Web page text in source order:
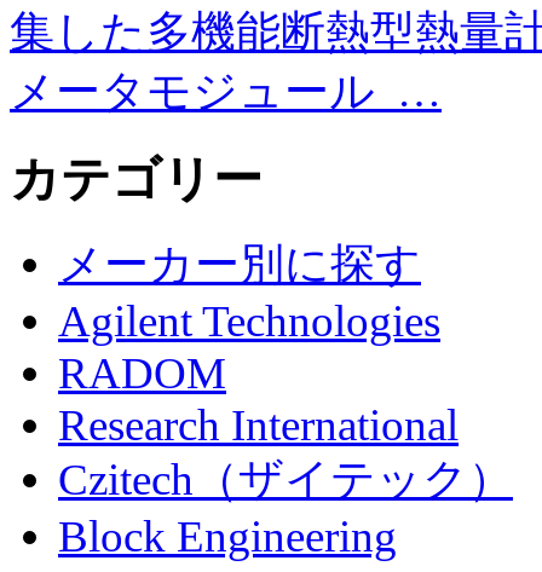
集した多機能断熱型熱
メータモジュール …
カテゴリー
メーカー別に探す
Agilent Technologies
RADOM
Research International
Czitech（ザイテック）
Block Engineering